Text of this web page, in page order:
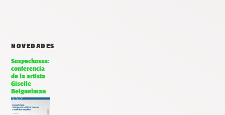
NOVEDADES
Sospechosas:
conferencia
de la artista
Giselle
Beiguelman